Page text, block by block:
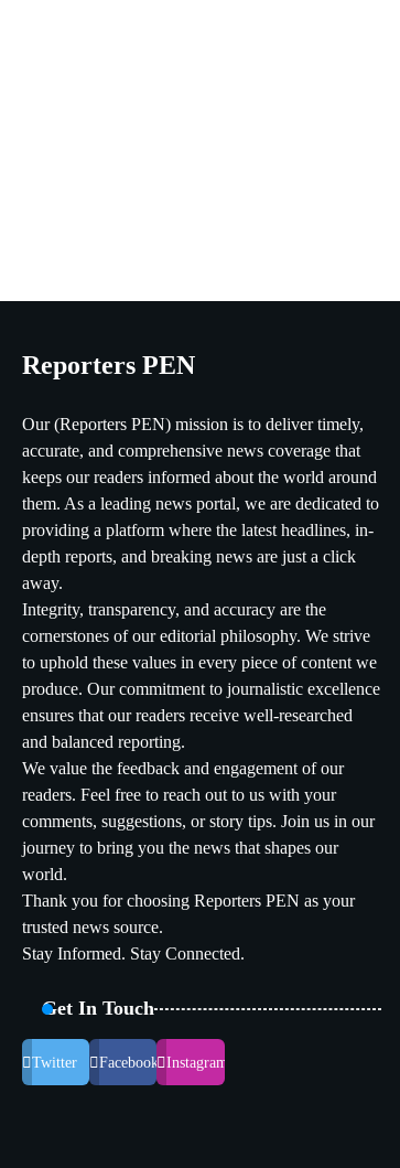
Reporters PEN
Our (Reporters PEN) mission is to deliver timely,
accurate, and comprehensive news coverage that
keeps our readers informed about the world around
them. As a leading news portal, we are dedicated to
providing a platform where the latest headlines, in-
depth reports, and breaking news are just a click
away.
Integrity, transparency, and accuracy are the
cornerstones of our editorial philosophy. We strive
to uphold these values in every piece of content we
produce. Our commitment to journalistic excellence
ensures that our readers receive well-researched
and balanced reporting.
We value the feedback and engagement of our
readers. Feel free to reach out to us with your
comments, suggestions, or story tips. Join us in our
journey to bring you the news that shapes our
world.
Thank you for choosing Reporters PEN as your
trusted news source.
Stay Informed. Stay Connected.
Get In Touch
Twitter Facebook Instagram